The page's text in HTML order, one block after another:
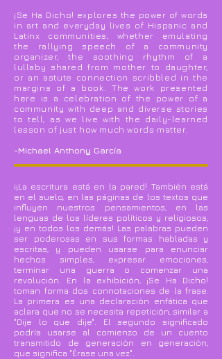
¡Se Ha Dicho! explores the power of words
in art and everyday lives of Hispanic and
Latinx communities, whether emulating
the rallying speech of a community
organizer, the soothing rhythm of a
lullaby shared from mother to daughter,
or an astute connection scribbled in the
margins of a book. The work presented
here is a celebration of the power of a
community with deep and diverse stories
to tell, as we live with the daily-learned
lesson of just how much words matter.
-Michael Anthony García
i¡La escritura está en la pared! También está
en el suelo, en las páginas de los textos que
influyen nuestros pensamientos, en las
lenguas de los líderes políticos y religiosos,
¡y en todos los demás! Las palabras pueden
ser poderosas en sus formas habladas y
escritas, y pueden usarse para enunciar
hechos simples, expresar emociones,
terminar una guerra o comenzar una
revolución. En la exhibición, ¡Se Ha Dicho!
toman forma dos connotaciones de la frase.
La primera es una declaración enfática que
aclara que no se necesita repetición, similar a
"Dije lo que dije". El segundo significado
podría usarse al comienzo de un cuento
transmitido de generación en generación,
que significa "Érase una vez".